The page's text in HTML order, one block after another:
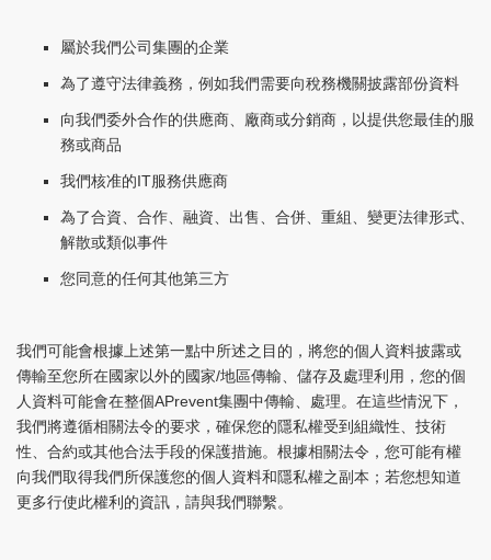
屬於我們公司集團的企業
為了遵守法律義務，例如我們需要向稅務機關披露部份資料
向我們委外合作的供應商、廠商或分銷商，以提供您最佳的服
務或商品
我們核准的IT服務供應商
為了合資、合作、融資、出售、合併、重組、變更法律形式、
解散或類似事件
您同意的任何其他第三方
我們可能會根據上述第一點中所述之目的，將您的個人資料披露或
傳輸至您所在國家以外的國家/地區傳輸、儲存及處理利用，您的個
人資料可能會在整個APrevent集團中傳輸、處理。在這些情況下，
我們將遵循相關法令的要求，確保您的隱私權受到組織性、技術
性、合約或其他合法手段的保護措施。根據相關法令，您可能有權
向我們取得我們所保護您的個人資料和隱私權之副本；若您想知道
更多行使此權利的資訊，請與我們聯繫。